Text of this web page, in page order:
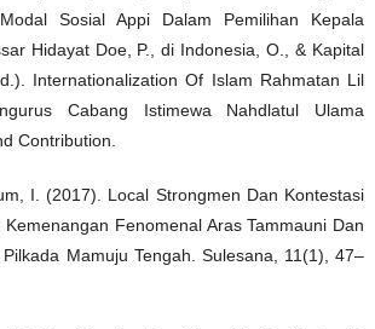
Sosial Appi Dalam Pemilihan Kepala
Hidayat Doe, P., di Indonesia, O., & Kapital
Internationalization Of Islam Rahmatan Lil
Cabang Istimewa Nahdlatul Ulama
Contribution.
I. (2017). Local Strongmen Dan Kontestasi
Fenomenal Aras Tammauni Dan
Mamuju Tengah. Sulesana, 11(1), 47–